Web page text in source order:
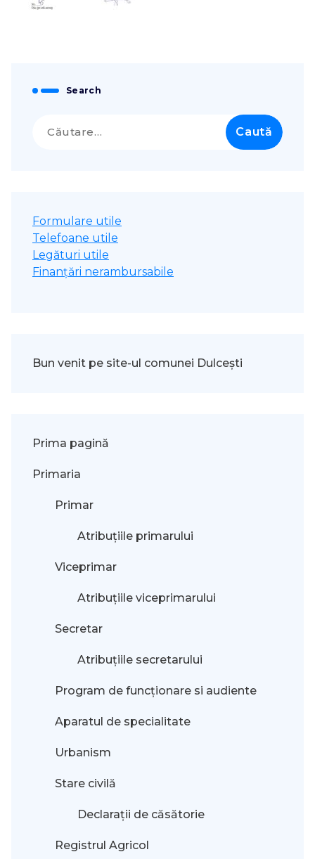
Search
după:
Formulare utile
Telefoane utile
Legături utile
Finanțări nerambursabile
Bun venit pe site-ul comunei Dulcești
Prima pagină
Primaria
Primar
Atribuțiile primarului
Viceprimar
Atribuțiile viceprimarului
Secretar
Atribuțiile secretarului
Program de funcționare si audiente
Aparatul de specialitate
Urbanism
Stare civilă
Declarații de căsătorie
Registrul Agricol